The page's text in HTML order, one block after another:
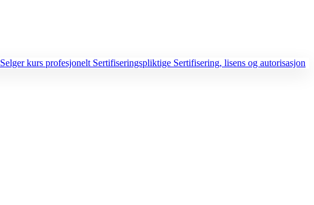
Selger kurs profesjonelt Sertifiseringspliktige Sertifisering, lisens og autorisasjon